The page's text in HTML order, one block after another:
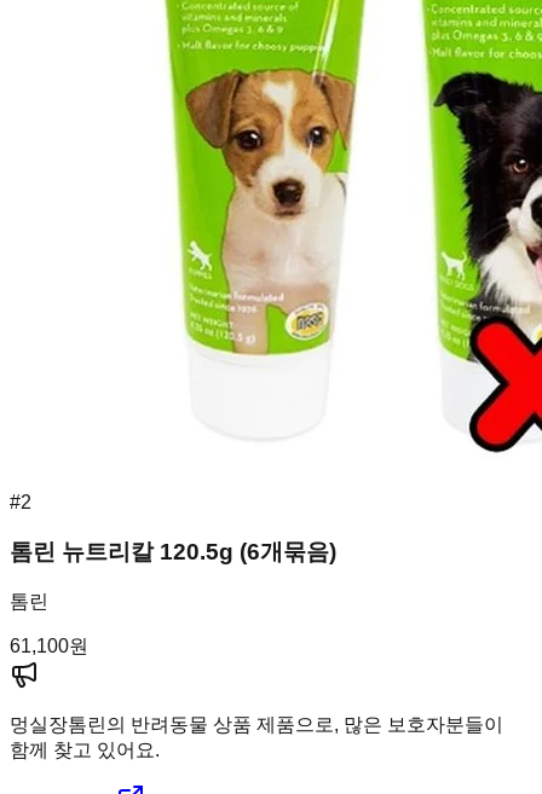
#2
톰린 뉴트리칼 120.5g (6개묶음)
톰린
61,100원
멍실장톰린의 반려동물 상품 제품으로, 많은 보호자분들이
함께 찾고 있어요.